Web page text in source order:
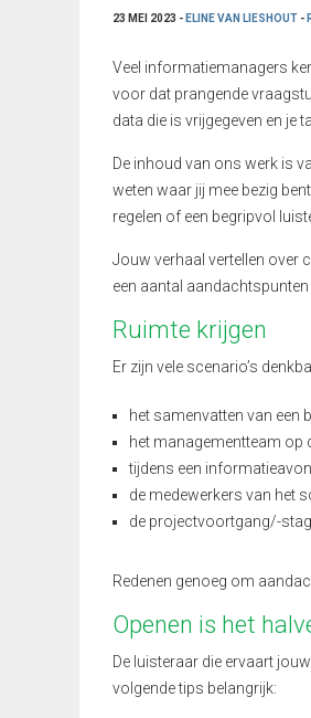
23 MEI 2023 - ELINE VAN LIESHOUT -
Veel informatiemanagers
voor dat prangende
data die is vrijgegeven en je
De inhoud van ons werk is
weten waar jij mee bezig
regelen of een begripvol
Jouw verhaal vertellen over
een aantal
Ruimte krijgen
Er zijn vele scenario’s
het samenvatten van een
het managementteam op
tijdens een
de medewerkers van het
de projectvoortgang/-
Redenen genoeg om
Openen is het
De luisteraar die ervaart
volgende tips belangrijk: